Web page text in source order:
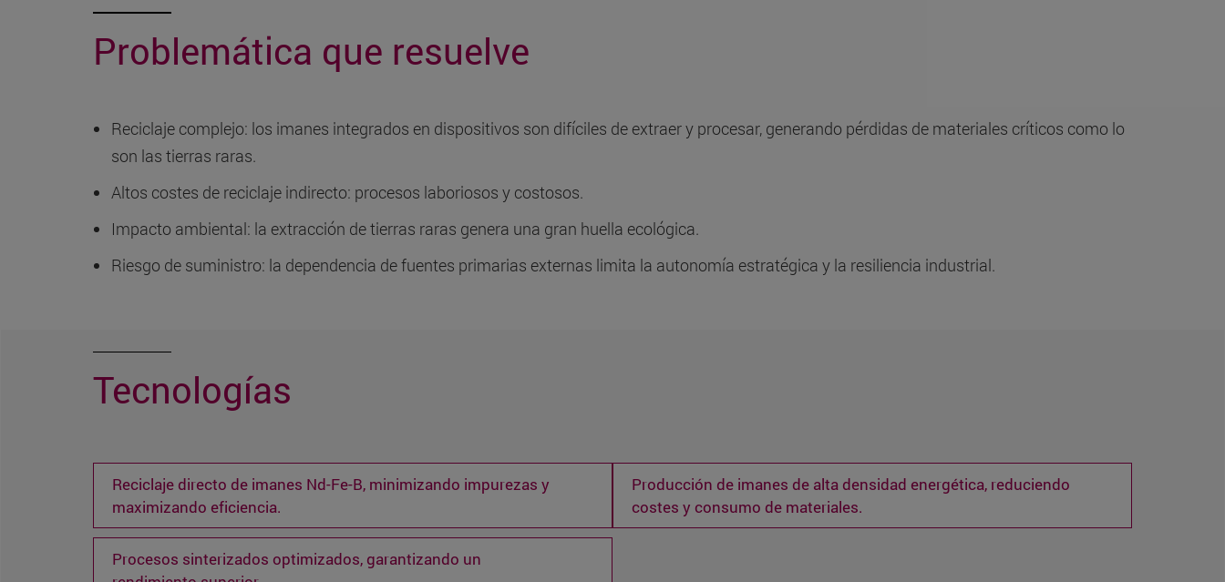
Problemática que resuelve
Reciclaje complejo: los imanes integrados en dispositivos son difíciles de extraer y procesar, generando pérdidas de materiales críticos como lo
son las tierras raras.
Altos costes de reciclaje indirecto: procesos laboriosos y costosos.
Impacto ambiental: la extracción de tierras raras genera una gran huella ecológica.
Riesgo de suministro: la dependencia de fuentes primarias externas limita la autonomía estratégica y la resiliencia industrial.
Tecnologías
Reciclaje directo de imanes Nd-Fe-B, minimizando impurezas y
maximizando eficiencia.
Procesos sinterizados optimizados, garantizando un
Producción de imanes de alta densidad energética, reduciendo
costes y consumo de materiales.